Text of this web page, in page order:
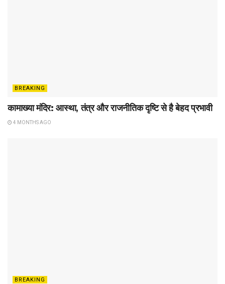
BREAKING
कामाख्या मंदिर: आस्था, तंत्र और राजनीतिक दृष्टि से है बेहद प्रभावी
4 MONTHS AGO
BREAKING